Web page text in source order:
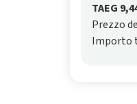
TAEG
Prezzo
Importo